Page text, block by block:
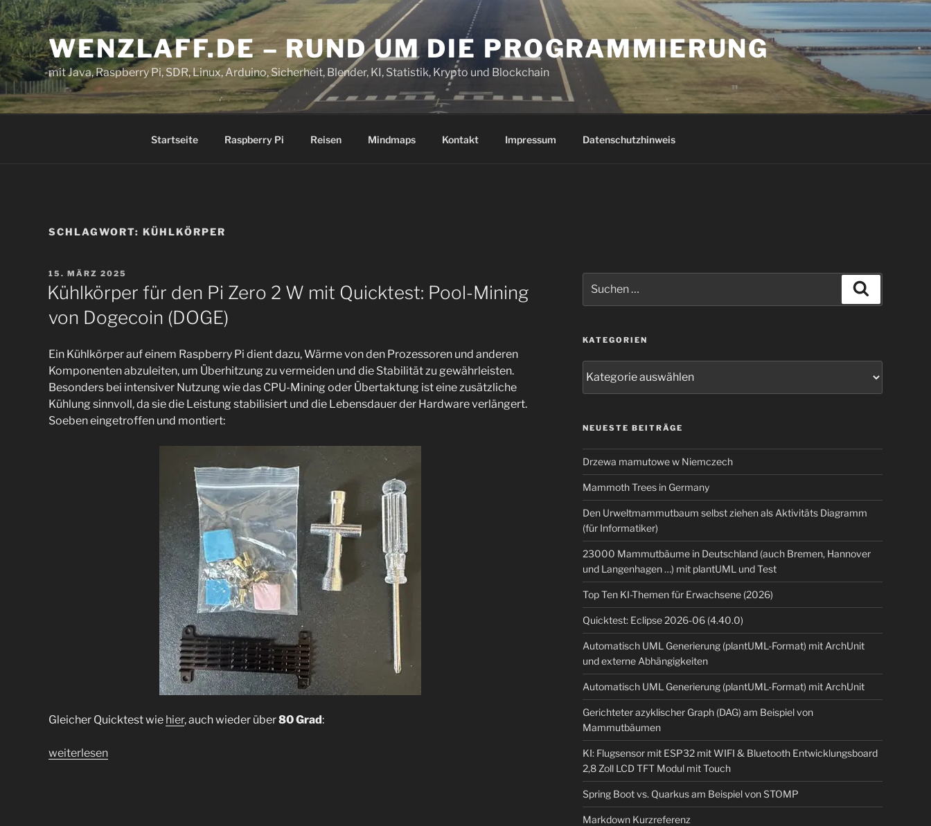
Zum
Inhalt
springen WENZLAFF.DE – RUND UM DIE PROGRAMMIERUNG
mit Java, Raspberry Pi, SDR, Linux, Arduino, Sicherheit, Blender, KI, Statistik, Krypto und Blockchain
Startseite Raspberry Pi Reisen Mindmaps Kontakt Impressum Datenschutzhinweis
SCHLAGWORT: KÜHLKÖRPER
VERÖFFENTLICHT
AM
15. MÄRZ 2025
Kühlkörper für den Pi Zero 2 W mit Quicktest: Pool-Mining
von Dogecoin (DOGE)
Ein Kühlkörper auf einem Raspberry Pi dient dazu, Wärme von den Prozessoren und anderen
Komponenten abzuleiten, um Überhitzung zu vermeiden und die Stabilität zu gewährleisten.
Besonders bei intensiver Nutzung wie das CPU-Mining oder Übertaktung ist eine zusätzliche
Kühlung sinnvoll, da sie die Leistung stabilisiert und die Lebensdauer der Hardware verlängert.
Soeben eingetroffen und montiert:
Gleicher Quicktest wie hier, auch wieder über80 Grad:
„Kühlkörper
weiterlesen
nach:
KATEGORIEN
NEUESTE BEITRÄGE
Drzewa mamutowe w Niemczech
Mammoth Trees in Germany
Den Urweltmammutbaum selbst ziehen als Aktivitäts Diagramm
(für Informatiker)
23000 Mammutbäume in Deutschland (auch Bremen, Hannover
und Langenhagen …) mit plantUML und Test
Top Ten KI-Themen für Erwachsene (2026)
Quicktest: Eclipse 2026-06 (4.40.0)
Automatisch UML Generierung (plantUML-Format) mit ArchUnit
und externe Abhängigkeiten
Automatisch UML Generierung (plantUML-Format) mit ArchUnit
Gerichteter azyklischer Graph (DAG) am Beispiel von
Mammutbäumen
KI: Flugsensor mit ESP32 mit WIFI & Bluetooth Entwicklungsboard
2,8 Zoll LCD TFT Modul mit Touch
Spring Boot vs. Quarkus am Beispiel von STOMP
Markdown Kurzreferenz